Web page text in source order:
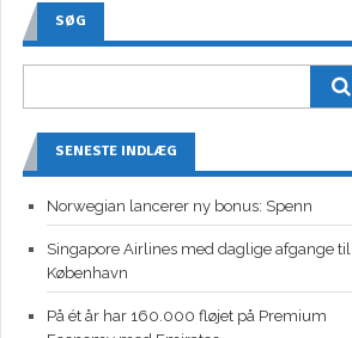
SØG
SENESTE INDLÆG
Norwegian lancerer ny bonus: Spenn
Singapore Airlines med daglige afgange til
København
På ét år har 160.000 fløjet på Premium